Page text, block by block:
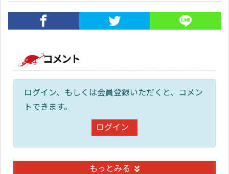
コメント
ログイン、もしくは会員登録いただくと、コメン
トできます。
ログイン
もっとみる